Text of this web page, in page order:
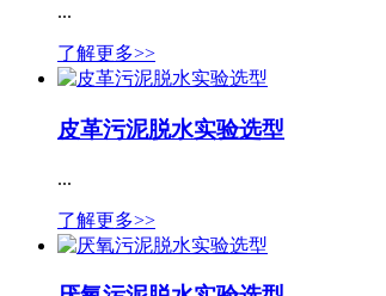
...
了解更多>>
皮革污泥脱水实验选型
...
了解更多>>